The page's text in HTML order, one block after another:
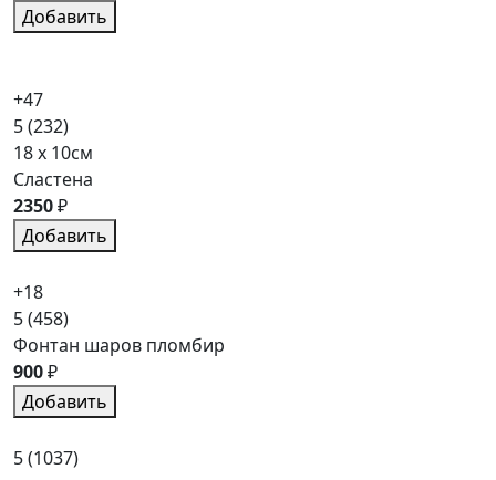
Добавить
+47
5(232)
18 x 10см
Сластена
2350₽
Добавить
+18
5(458)
Фонтан шаров пломбир
900₽
Добавить
5(1037)